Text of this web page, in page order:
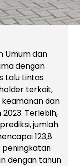
Umum dan
dengan
Lalu Lintas
terkait,
dan
Terlebih,
jumlah
123,8
peningkatan
dengan tahun